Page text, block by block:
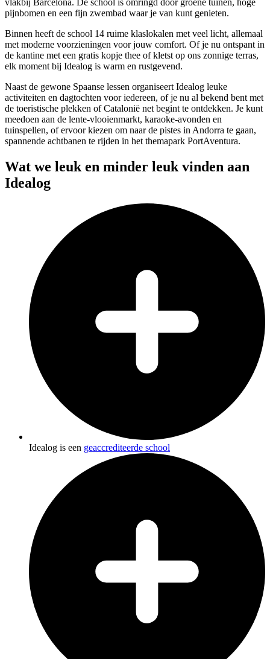
vlakbij Barcelona. De school is omringd door groene tuinen, hoge
pijnbomen en een fijn zwembad waar je van kunt genieten.
Binnen heeft de school 14 ruime klaslokalen met veel licht, allemaal
met moderne voorzieningen voor jouw comfort. Of je nu ontspant in
de kantine met een gratis kopje thee of kletst op ons zonnige terras,
elk moment bij Idealog is warm en rustgevend.
Naast de gewone Spaanse lessen organiseert Idealog leuke
activiteiten en dagtochten voor iedereen, of je nu al bekend bent met
de toeristische plekken of Catalonië net begint te ontdekken. Je kunt
meedoen aan de lente-vlooienmarkt, karaoke-avonden en
tuinspellen, of ervoor kiezen om naar de pistes in Andorra te gaan,
spannende achtbanen te rijden in het themapark PortAventura.
Wat we leuk en minder leuk vinden aan
Idealog
Idealog is een geaccrediteerde school